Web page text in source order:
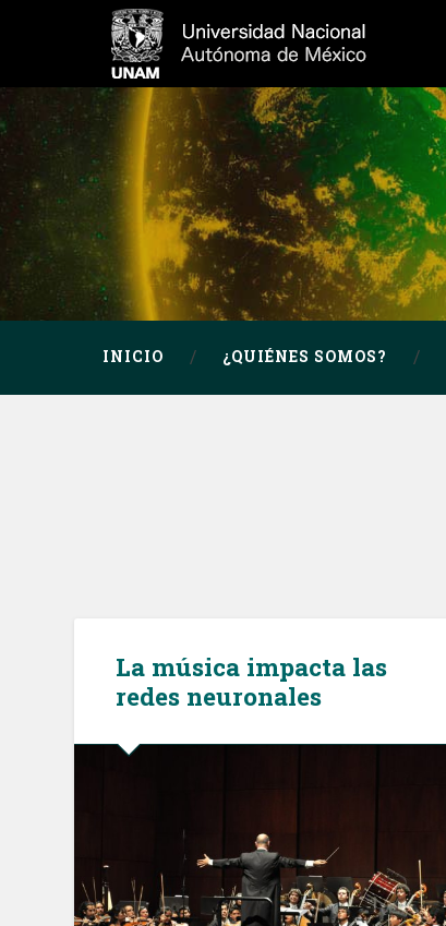
INICIO ¿QUIÉNES SOMOS?
La música impacta las
redes neuronales